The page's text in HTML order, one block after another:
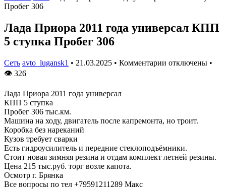
Пробег 306
Лада Приора 2011 года универсал КПП
5 ступка Пробег 306
Сеть avto_lugansk1 • 21.03.2025 • Комментарии отключены •
👁 326
Лада Приора 2011 года универсал
КПП 5 ступка
Пробег 306 тыс.км.
Машина на ходу, двигатель после капремонта, но троит.
Коробка без нареканий
Кузов требует сварки
Есть гидроусилитель и передние стеклоподъёмники.
Стоит новая зимняя резина и отдам комплект летней резины.
Цена 215 тыс.руб. торг возле капота.
Осмотр г. Брянка
Все вопросы по тел +79591211289 Макс